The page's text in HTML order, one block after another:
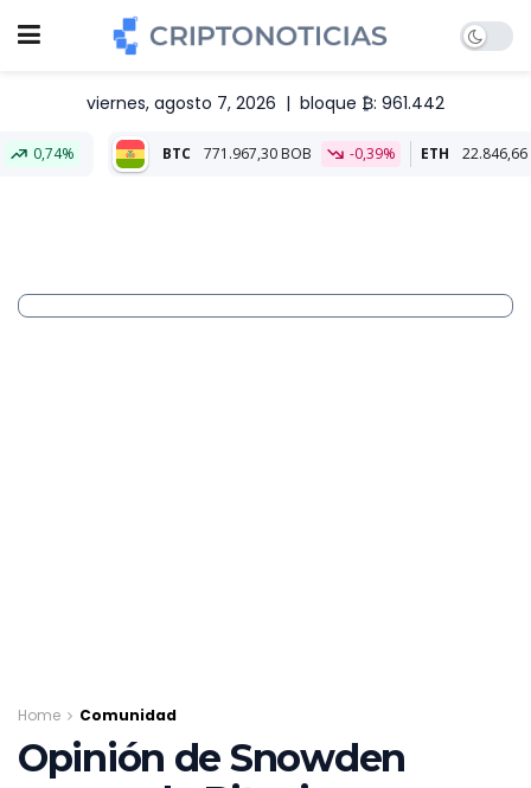
viernes, agosto 7, 2026 | bloque ₿: 961.442
BTC 771.967,30 BOB -0,39% ETH 22.846,66 BOB 0,44%
Home Comunidad
Opinión de Snowden